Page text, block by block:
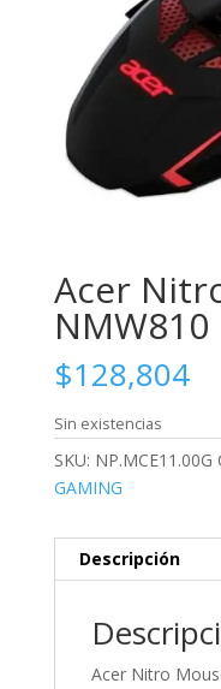
Acer
NMW810
$128,804
Sin existencias
SKU: NP.MCE11.00G
GAMING
Descripción
Acer Nitro